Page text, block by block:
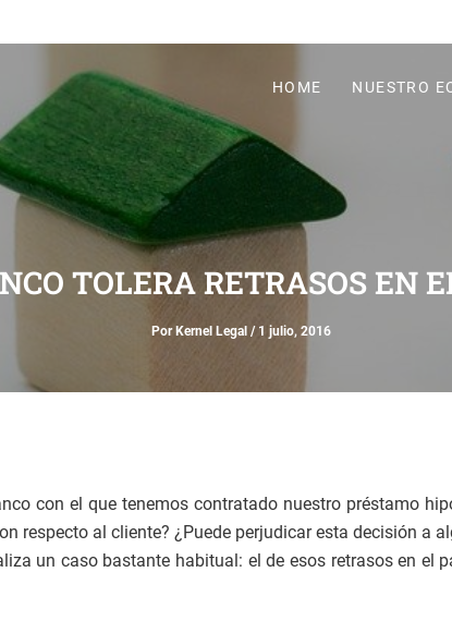
HOME NUESTRO
TOLERA RETRASOS EN
Por Kernel Legal / 1 julio, 2016
con el que tenemos contratado nuestro préstamo
respecto al cliente? ¿Puede perjudicar esta decisión a
un caso bastante habitual: el de esos retrasos en